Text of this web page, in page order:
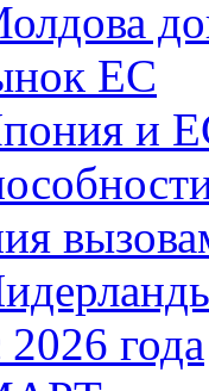
ЕС
и
2026 года